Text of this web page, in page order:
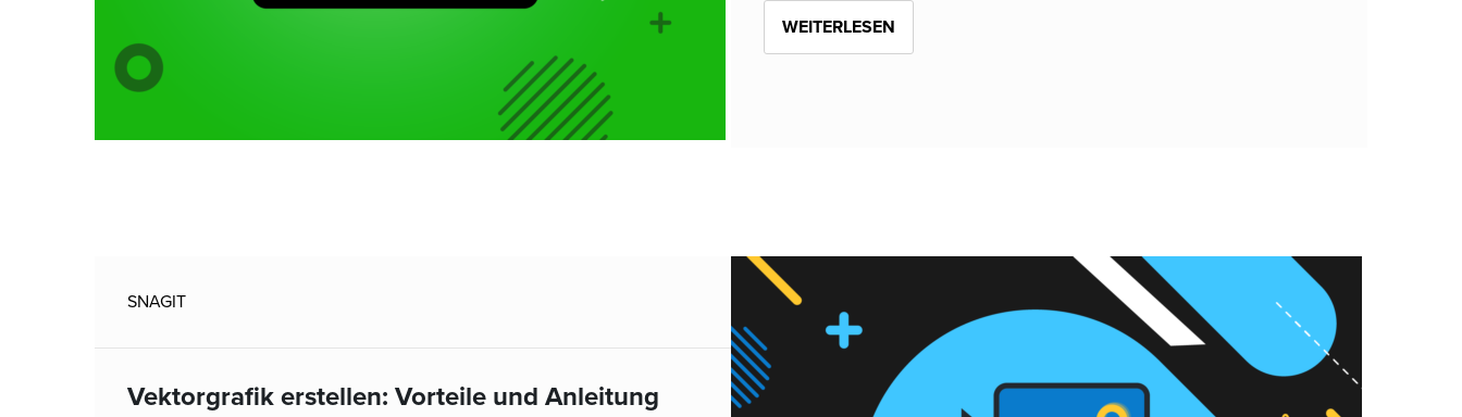
WEITERLESEN
SNAGIT
Vektorgrafik erstellen: Vorteile und Anleitung